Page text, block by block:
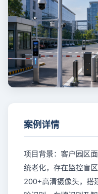
案例详情
项目背景：客户园区
统老化，存在监控盲
200+高清摄像头，搭